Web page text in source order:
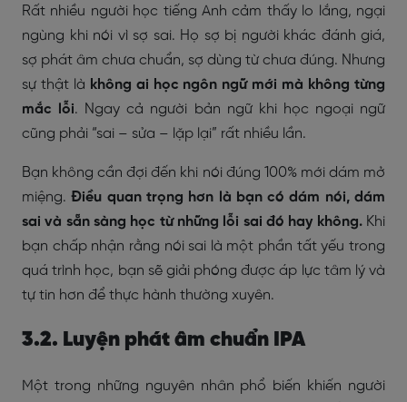
Rất nhiều người học tiếng Anh cảm thấy lo lắng, ngại
ngùng khi nói vì sợ sai. Họ sợ bị người khác đánh giá,
sợ phát âm chưa chuẩn, sợ dùng từ chưa đúng. Nhưng
sự thật là không ai học ngôn ngữ mới mà không từng
mắc lỗi. Ngay cả người bản ngữ khi học ngoại ngữ
cũng phải “sai – sửa – lặp lại” rất nhiều lần.
Bạn không cần đợi đến khi nói đúng 100% mới dám mở
miệng.Điều quan trọng hơn là bạn có dám nói, dám
sai và sẵn sàng học từ những lỗi sai đó hay không.Khi
bạn chấp nhận rằng nói sai là một phần tất yếu trong
quá trình học, bạn sẽ giải phóng được áp lực tâm lý và
tự tin hơn để thực hành thường xuyên.
3.2. Luyện phát âm chuẩn IPA
Một trong những nguyên nhân phổ biến khiến người